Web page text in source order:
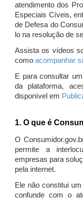
atendimento dos
Especiais Cíveis,
de Defesa do
lo na resolução de
Assista os vídeos
como acompanhar
E para consultar
da plataforma,
disponível em
1. O que é
O
permite a
empresas para
pela internet.
Ele não constitui
confunde com o